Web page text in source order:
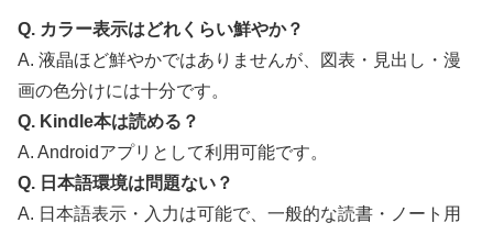
Q. カラー表示はどれくらい鮮やか？
A. 液晶ほど鮮やかではありませんが、図表・見出し・漫
画の色分けには十分です。
Q. Kindle本は読める？
A. Androidアプリとして利用可能です。
Q. 日本語環境は問題ない？
A. 日本語表示・入力は可能で、一般的な読書・ノート用